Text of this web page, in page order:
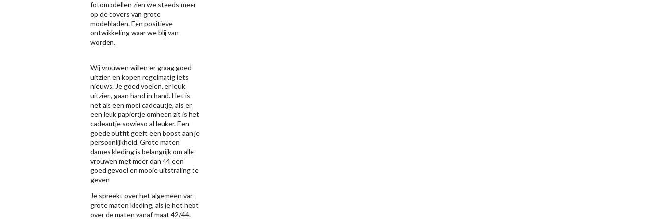
fotomodellen zien we steeds meer
op de covers van grote
modebladen. Een positieve
ontwikkeling waar we blij van
worden.
Wij vrouwen willen er graag goed
uitzien en kopen regelmatig iets
nieuws. Je goed voelen, er leuk
uitzien, gaan hand in hand. Het is
net als een mooi cadeautje, als er
een leuk papiertje omheen zit is het
cadeautje sowieso al leuker. Een
goede outfit geeft een boost aan je
persoonlijkheid. Grote maten
dames kleding is belangrijk om alle
vrouwen met meer dan 44 een
goed gevoel en mooie uitstraling te
geven
Je spreekt over het algemeen van
grote maten kleding, als je het hebt
over de maten vanaf maat 42/44.